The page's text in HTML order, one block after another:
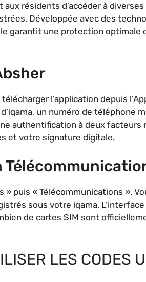
résidents d’accéder à
Développée avec des
garantit une protection optimale
l’application depuis
un numéro de téléphone
authentification à deux facteurs
et votre signature digitale.
puis « Télécommunications ».
sous votre iqama.
de cartes SIM sont
LES CODES